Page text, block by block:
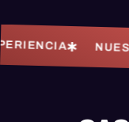
NUESTRA